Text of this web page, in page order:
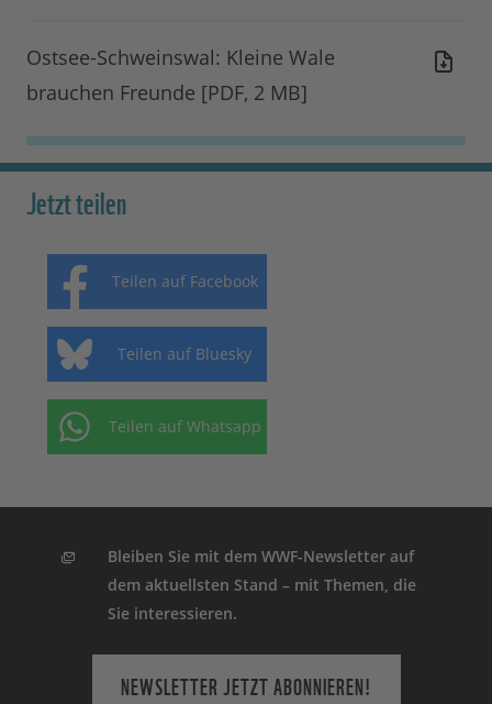
Ostsee-Schweinswal: Kleine Wale
brauchen Freunde [PDF, 2 MB]
Jetzt teilen
Teilen auf Facebook
Teilen auf Bluesky
Teilen auf Whatsapp
Bleiben Sie mit dem WWF-Newsletter auf
dem aktuellsten Stand – mit Themen, die
Sie interessieren.
NEWSLETTER JETZT ABONNIEREN!